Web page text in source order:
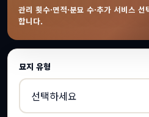
관리 횟수·면적·분묘 수·추가 서비스
합니다.
묘지 유형